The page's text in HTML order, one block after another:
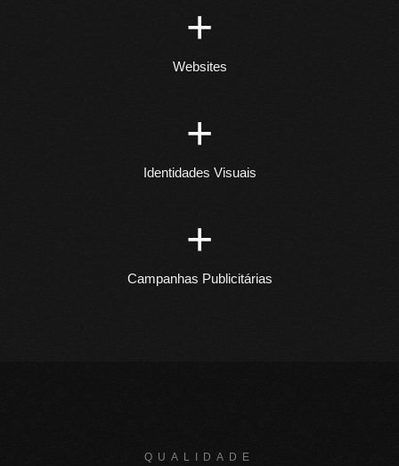
Websites
+
Identidades Visuais
+
Campanhas Publicitárias
+
QUALIDADE